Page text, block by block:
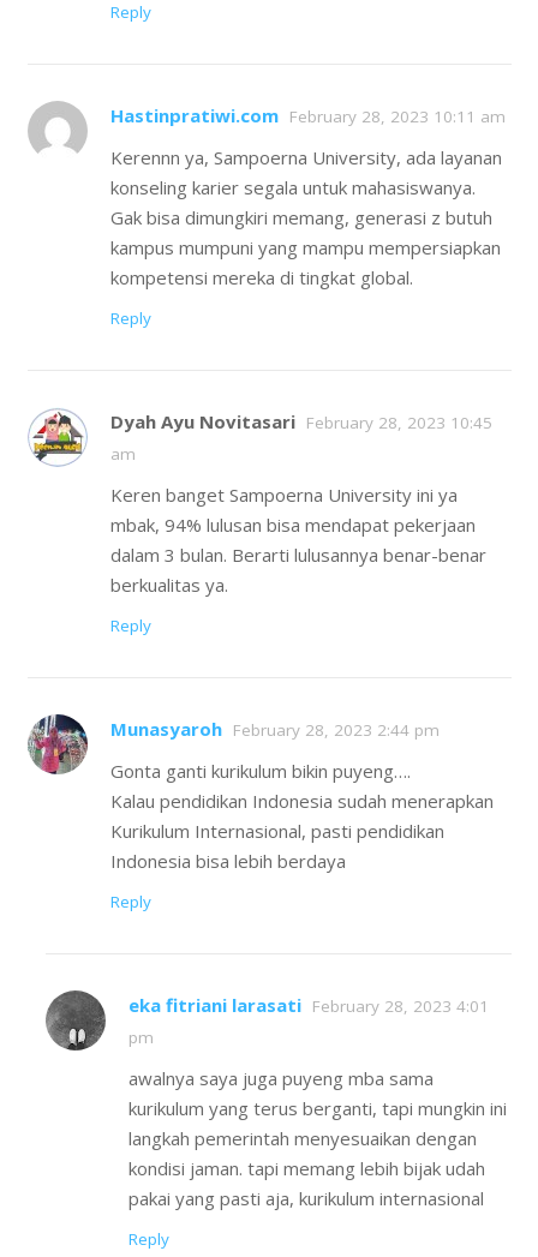
Reply
Hastinpratiwi.com February 28, 2023 10:11 am
Kerennn ya, Sampoerna University, ada layanan
konseling karier segala untuk mahasiswanya.
Gak bisa dimungkiri memang, generasi z butuh
kampus mumpuni yang mampu mempersiapkan
kompetensi mereka di tingkat global.
Reply
Dyah Ayu Novitasari February 28, 2023 10:45
am
Keren banget Sampoerna University ini ya
mbak, 94% lulusan bisa mendapat pekerjaan
dalam 3 bulan. Berarti lulusannya benar-benar
berkualitas ya.
Reply
Munasyaroh February 28, 2023 2:44 pm
Gonta ganti kurikulum bikin puyeng….
Kalau pendidikan Indonesia sudah menerapkan
Kurikulum Internasional, pasti pendidikan
Indonesia bisa lebih berdaya
Reply
eka fitriani larasati February 28, 2023 4:01
pm
awalnya saya juga puyeng mba sama
kurikulum yang terus berganti, tapi mungkin ini
langkah pemerintah menyesuaikan dengan
kondisi jaman. tapi memang lebih bijak udah
pakai yang pasti aja, kurikulum internasional
Reply